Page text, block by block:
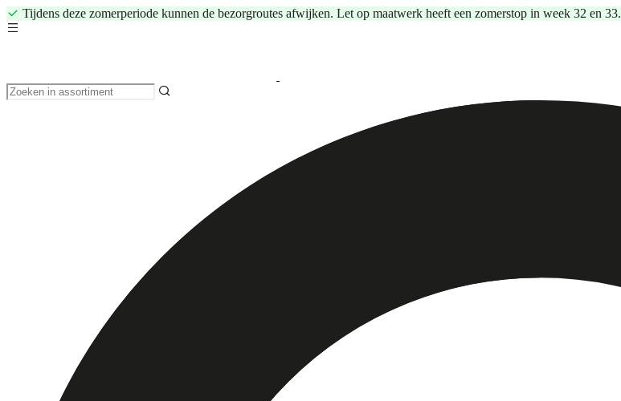
Tijdens deze zomerperiode kunnen de bezorgroutes afwijken. Let op maatwerk heeft een zomerstop in week 32 en 33.